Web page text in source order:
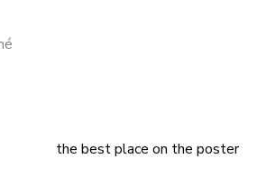
the best place on the poster